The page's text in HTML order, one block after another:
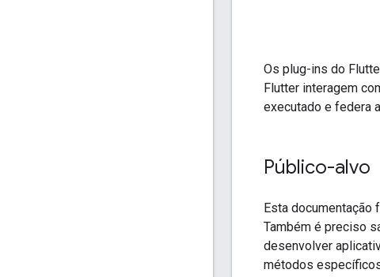
Os plug-ins do
Flutter interagem
executado e federa
Público-alvo
Esta
Também é preciso
desenvolver
métodos